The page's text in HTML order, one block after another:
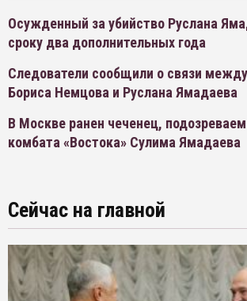
Осужденный за убийство Руслана
сроку два дополнительных года
Следователи сообщили о связи
Бориса Немцова и Руслана Ямадаева
В Москве ранен чеченец,
комбата «Востока» Сулима Ямадаева
Сейчас на главной